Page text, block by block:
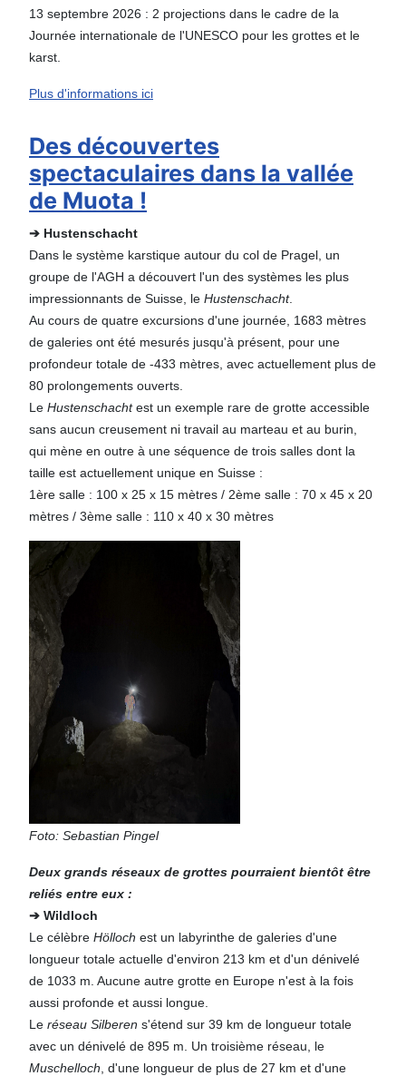
13 septembre 2026 : 2 projections dans le cadre de la
Journée internationale de l'UNESCO pour les grottes et le
karst.
Plus d'informations ici
Des découvertes
spectaculaires dans la vallée
de Muota !
➔ Hustenschacht
Dans le système karstique autour du col de Pragel, un
groupe de l'AGH a découvert l'un des systèmes les plus
impressionnants de Suisse, le Hustenschacht.
Au cours de quatre excursions d'une journée, 1683 mètres
de galeries ont été mesurés jusqu'à présent, pour une
profondeur totale de -433 mètres, avec actuellement plus de
80 prolongements ouverts.
Le Hustenschachtest un exemple rare de grotte accessible
sans aucun creusement ni travail au marteau et au burin,
qui mène en outre à une séquence de trois salles dont la
taille est actuellement unique en Suisse :
1ère salle : 100 x 25 x 15 mètres / 2ème salle : 70 x 45 x 20
mètres / 3ème salle : 110 x 40 x 30 mètres
Foto: Sebastian Pingel
Deux grands réseaux de grottes pourraient bientôt être
reliés entre eux :
➔ Wildloch
Le célèbre Hölloch est un labyrinthe de galeries d'une
longueur totale actuelle d'environ 213 km et d'un dénivelé
de 1033 m. Aucune autre grotte en Europe n'est à la fois
aussi profonde et aussi longue.
Le réseau Silberen s'étend sur 39 km de longueur totale
avec un dénivelé de 895 m. Un troisième réseau, le
Muschelloch, d'une longueur de plus de 27 km et d'une